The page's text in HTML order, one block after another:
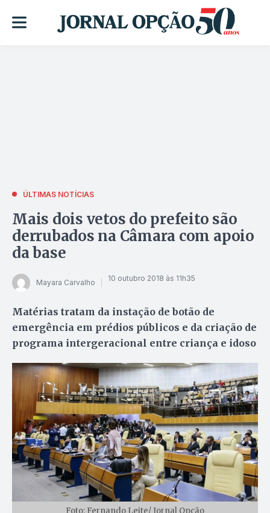
ÚLTIMAS NOTÍCIAS
Mais dois vetos do prefeito são
derrubados na Câmara com apoio
da base
Mayara Carvalho 10 outubro 2018 às 11h35
Matérias tratam da instação de botão de
emergência em prédios públicos e da criação de
programa intergeracional entre criança e idoso
Foto: Fernando Leite/ Jornal Opção